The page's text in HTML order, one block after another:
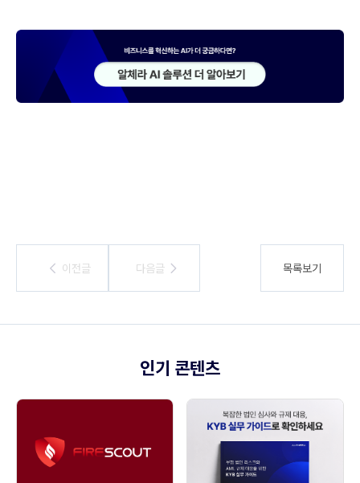
이전글
이전글 다음글
다음글 목록보기
인기 콘텐츠